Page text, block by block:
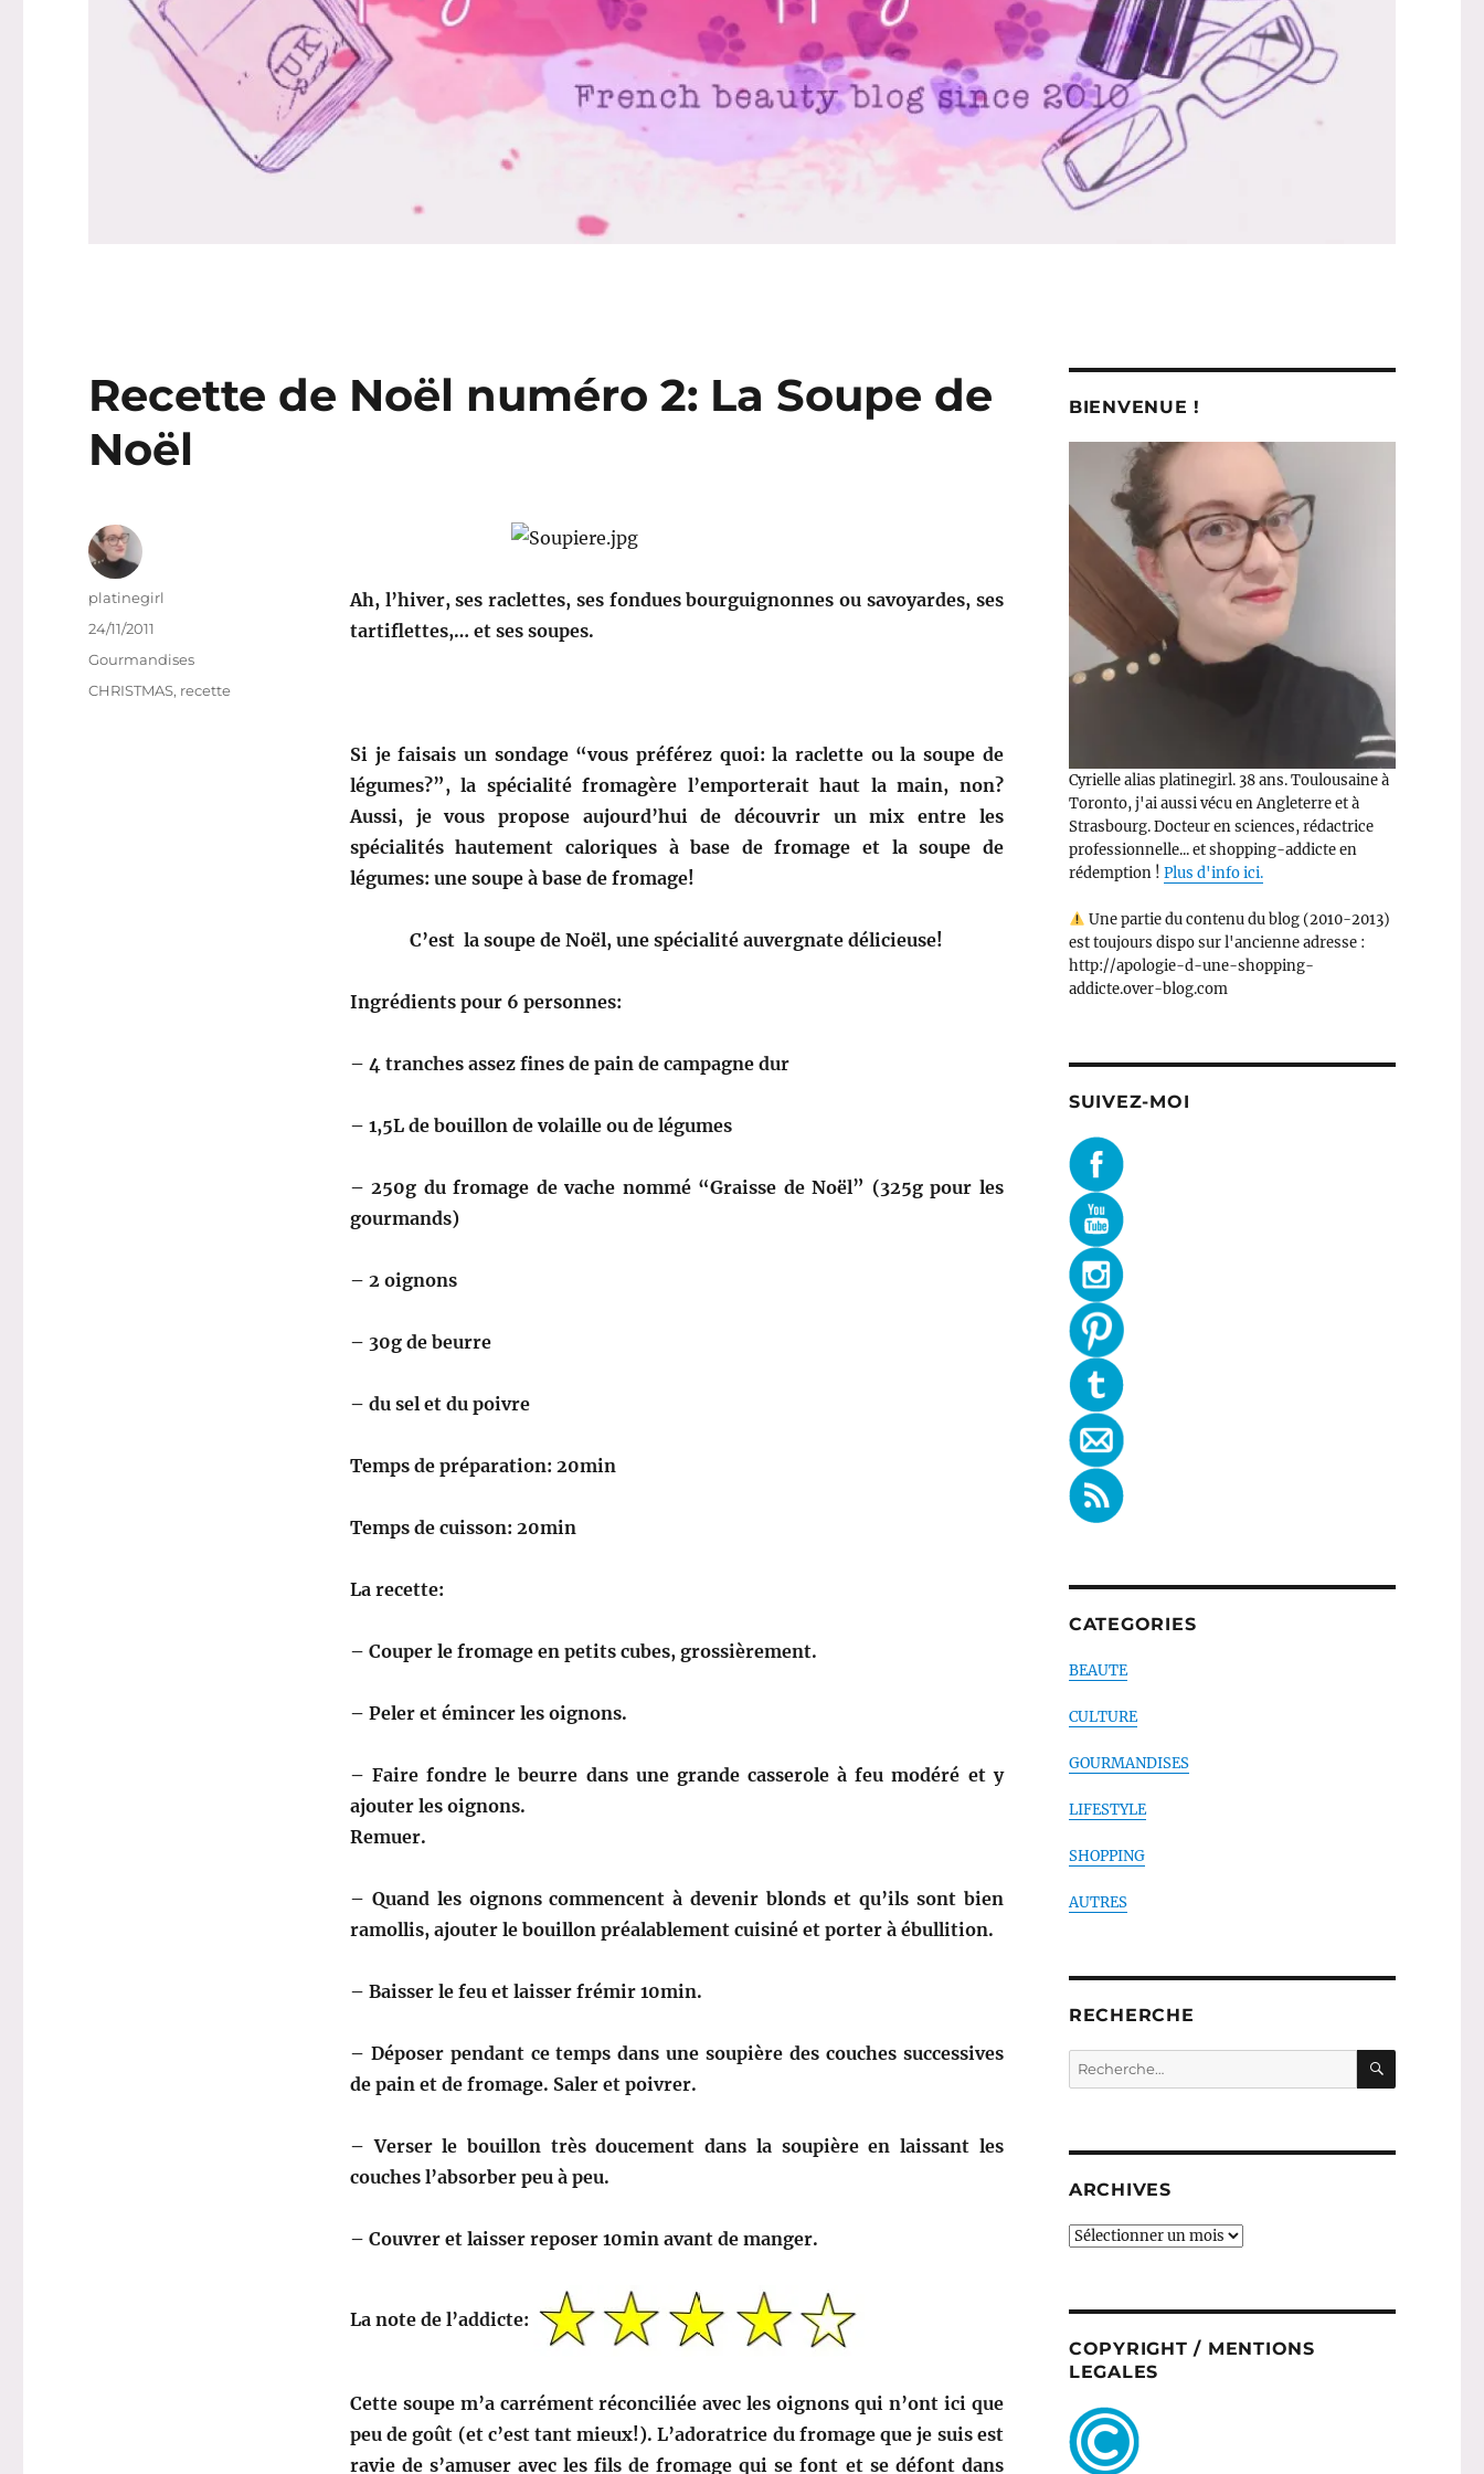
Recette de Noël numéro 2: La Soupe de
Noël
Ah, l’hiver, ses raclettes, ses fondues bourguignonnes ou savoyardes, ses
tartiflettes,… et ses soupes.
Si je faisais un sondage “vous préférez quoi: la raclette ou la soupe de
légumes?”, la spécialité fromagère l’emporterait haut la main, non?
Aussi, je vous propose aujourd’hui de découvrir un mix entre les
spécialités hautement caloriques à base de fromage et la soupe de
légumes: une soupe à base de fromage!
C’est la soupe de Noël, une spécialité auvergnate délicieuse!
Ingrédients pour 6 personnes:
– 4 tranches assez fines de pain de campagne dur
– 1,5L de bouillon de volaille ou de légumes
– 250g du fromage de vache nommé “Graisse de Noël” (325g pour les
gourmands)
– 2 oignons
– 30g de beurre
– du sel et du poivre
Temps de préparation: 20min
Temps de cuisson: 20min
La recette:
– Couper le fromage en petits cubes, grossièrement.
– Peler et émincer les oignons.
– Faire fondre le beurre dans une grande casserole à feu modéré et y
ajouter les oignons.
Remuer.
– Quand les oignons commencent à devenir blonds et qu’ils sont bien
ramollis, ajouter le bouillon préalablement cuisiné et porter à ébullition.
– Baisser le feu et laisser frémir 10min.
– Déposer pendant ce temps dans une soupière des couches successives
de pain et de fromage. Saler et poivrer.
– Verser le bouillon très doucement dans la soupière en laissant les
couches l’absorber peu à peu.
– Couvrer et laisser reposer 10min avant de manger.
La note de l’addicte:
Cette soupe m’a carrément réconciliée avec les oignons qui n’ont ici que
peu de goût (et c’est tant mieux!). L’adoratrice du fromage que je suis est
ravie de s’amuser avec les fils de fromage qui se font et se défont dans
Auteur
platinegirl
Publié
24/11/2011
Catégories
Gourmandises
Étiquettes
CHRISTMAS, recette
BIENVENUE !
Cyrielle alias platinegirl. 38 ans. Toulousaine à
Toronto, j'ai aussi vécu en Angleterre et à
Strasbourg. Docteur en sciences, rédactrice
professionnelle... et shopping-addicte en
rédemption ! Plus d'info ici.
Une partie du contenu du blog (2010-2013)
est toujours dispo sur l'ancienne adresse :
http://apologie-d-une-shopping-
addicte.over-blog.com
SUIVEZ-MOI
CATEGORIES
BEAUTE
CULTURE
GOURMANDISES
LIFESTYLE
SHOPPING
AUTRES
RECHERCHE
Recherche
pour :
ARCHIVES
ARCHIVES
COPYRIGHT / MENTIONS
LEGALES